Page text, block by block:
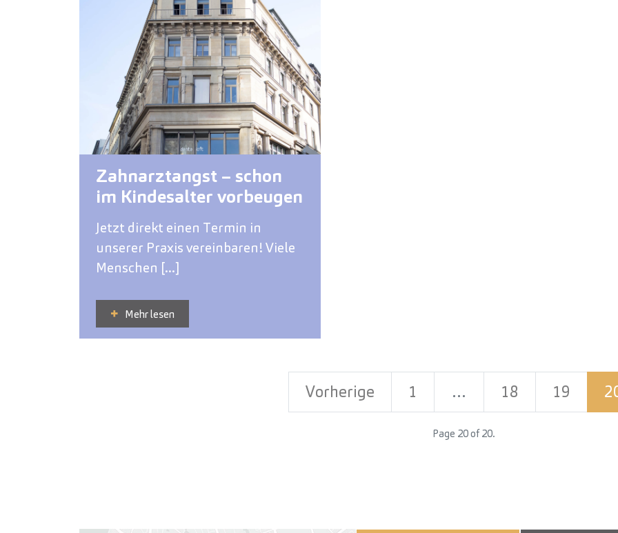
Zahnarztangst – schon
im Kindesalter vorbeugen
Jetzt direkt einen Termin in
unserer Praxis vereinbaren! Viele
Menschen [...]
Mehr lesen
Vorherige 1 … 18 19
Page 20 of 20.